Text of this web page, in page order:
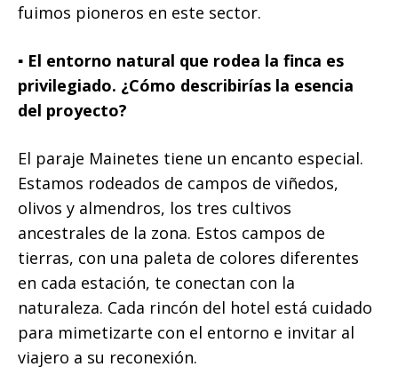
fuimos pioneros en este sector.
▪️ El entorno natural que rodea la finca es
privilegiado. ¿Cómo describirías la esencia
del proyecto?
El paraje Mainetes tiene un encanto especial.
Estamos rodeados de campos de viñedos,
olivos y almendros, los tres cultivos
ancestrales de la zona. Estos campos de
tierras, con una paleta de colores diferentes
en cada estación, te conectan con la
naturaleza. Cada rincón del hotel está cuidado
para mimetizarte con el entorno e invitar al
viajero a su reconexión.